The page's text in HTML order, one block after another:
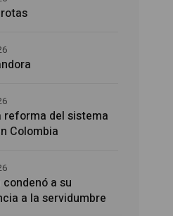
reforma del sistema
Colombia
condenó a su
a la servidumbre